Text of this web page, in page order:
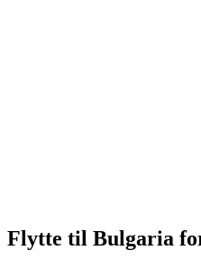
Flytte til Bulgaria